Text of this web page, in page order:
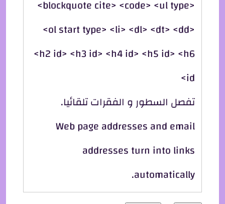
<blockquote cite> <code> <ul type>
<ol start type> <li> <dl> <dt> <dd>
<h2 id> <h3 id> <h4 id> <h5 id> <h6
id>
تفصل السطور و الفقرات تلقائيا.
Web page addresses and email
addresses turn into links
automatically.